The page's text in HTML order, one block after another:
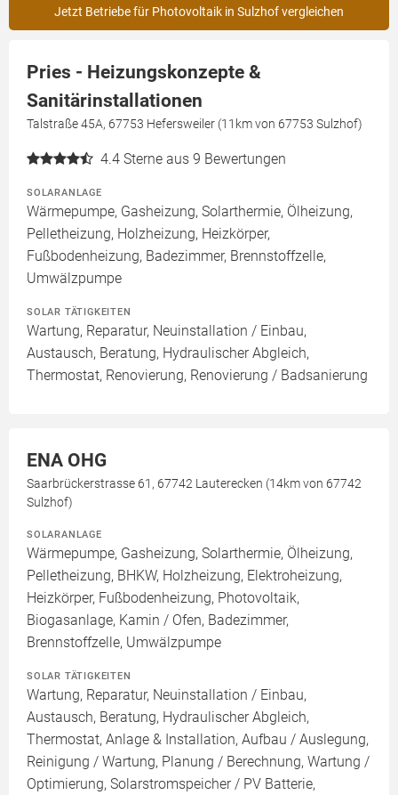
Jetzt Betriebe für Photovoltaik in Sulzhof vergleichen
Pries - Heizungskonzepte &
Sanitärinstallationen
Talstraße 45A, 67753 Hefersweiler (11km von 67753 Sulzhof)
4.4 Sterne aus 9 Bewertungen
SOLARANLAGE
Wärmepumpe, Gasheizung, Solarthermie, Ölheizung,
Pelletheizung, Holzheizung, Heizkörper,
Fußbodenheizung, Badezimmer, Brennstoffzelle,
Umwälzpumpe
SOLAR TÄTIGKEITEN
Wartung, Reparatur, Neuinstallation / Einbau,
Austausch, Beratung, Hydraulischer Abgleich,
Thermostat, Renovierung, Renovierung / Badsanierung
ENA OHG
Saarbrückerstrasse 61, 67742 Lauterecken (14km von 67742
Sulzhof)
SOLARANLAGE
Wärmepumpe, Gasheizung, Solarthermie, Ölheizung,
Pelletheizung, BHKW, Holzheizung, Elektroheizung,
Heizkörper, Fußbodenheizung, Photovoltaik,
Biogasanlage, Kamin / Ofen, Badezimmer,
Brennstoffzelle, Umwälzpumpe
SOLAR TÄTIGKEITEN
Wartung, Reparatur, Neuinstallation / Einbau,
Austausch, Beratung, Hydraulischer Abgleich,
Thermostat, Anlage & Installation, Aufbau / Auslegung,
Reinigung / Wartung, Planung / Berechnung, Wartung /
Optimierung, Solarstromspeicher / PV Batterie,